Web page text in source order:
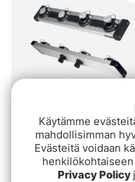
Railblaza TracPort
€109
Käytämme
mahdollisimman
Evästeitä voidaan
Privacy Policy